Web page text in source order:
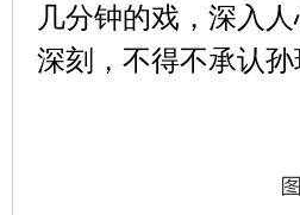
几分钟的戏，深入
深刻，不得不承认